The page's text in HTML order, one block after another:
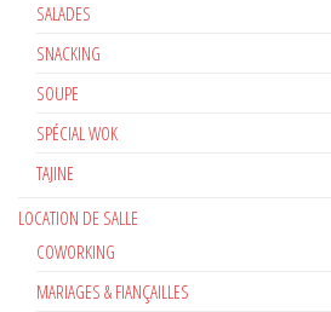
SALADES
SNACKING
SOUPE
SPÉCIAL WOK
TAJINE
LOCATION DE SALLE
COWORKING
MARIAGES & FIANÇAILLES